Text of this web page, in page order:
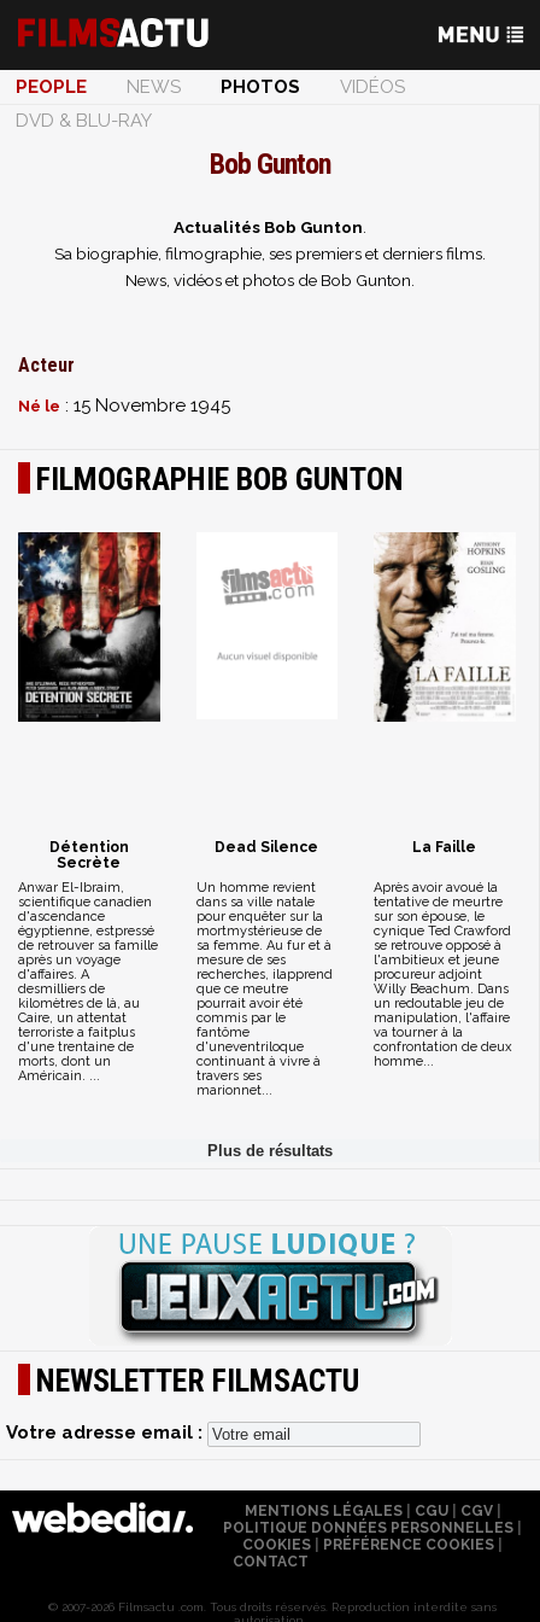
PEOPLE NEWS PHOTOS
VIDÉOS
DVD & BLU-RAY
Bob Gunton
Actualités Bob Gunton
Sa biographie, filmographie, ses premiers et derniers films.
News, vidéos et photos de Bob Gunton.
Acteur
Né le : 15 Novembre 1945
FILMOGRAPHIE BOB GUNTON
Détention
Secrète
Anwar El-Ibraim,
scientifique canadien
d'ascendance
égyptienne, estpressé
de retrouver sa famille
après un voyage
d'affaires. A
desmilliers de
kilomètres de là, au
Caire, un attentat
terroriste a faitplus
d'une trentaine de
morts, dont un
Américain. ...
Dead Silence
Un homme revient
dans sa ville natale
pour enquêter sur la
mortmystérieuse de
sa femme. Au fur et à
mesure de ses
recherches, ilapprend
que ce meutre
pourrait avoir été
commis par le
fantôme
d'uneventriloque
continuant à vivre à
travers ses
marionnet...
La Faille
Après avoir avoué la
tentative de meurtre
sur son épouse, le
cynique Ted Crawford
se retrouve opposé à
l'ambitieux et jeune
procureur adjoint
Willy Beachum. Dans
un redoutable jeu de
manipulation, l'affaire
va tourner à la
confrontation de deux
homme...
NEWSLETTER FILMSACTU
Votre adresse email :
MENTIONS LÉGALES| CGU| CGV|
POLITIQUE DONNÉES PERSONNELLES
COOKIES
PRÉFÉRENCE COOKIES
CONTACT
© 2007-2026 Filmsactu .com. Tous droits réservés. Reproduction interdite sans